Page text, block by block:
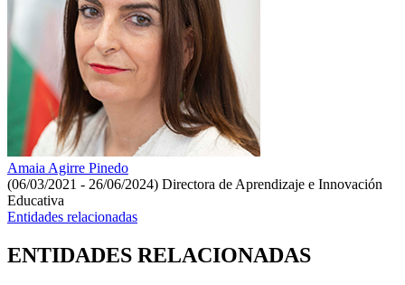
Amaia Agirre Pinedo
(06/03/2021 - 26/06/2024) Directora de Aprendizaje e Innovación
Educativa
Entidades relacionadas
ENTIDADES RELACIONADAS